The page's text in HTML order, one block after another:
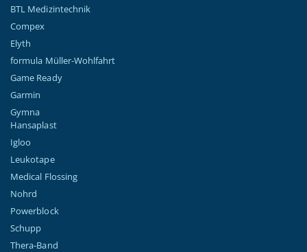
BTL Medizintechnik
Compex
Elyth
formula Müller-Wohlfahrt
Game Ready
Garmin
Gymna
Hansaplast
Igloo
Leukotape
Medical Flossing
Nohrd
Powerblock
Schupp
Thera-Band